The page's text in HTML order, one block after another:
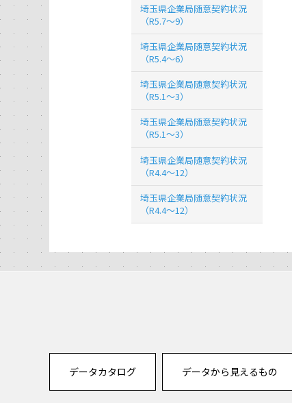
埼玉県企業局随意契約状況
（R5.7～9）
埼玉県企業局随意契約状況
（R5.4～6）
埼玉県企業局随意契約状況
（R5.1～3）
埼玉県企業局随意契約状況
（R5.1～3）
埼玉県企業局随意契約状況
（R4.4～12）
埼玉県企業局随意契約状況
（R4.4～12）
データカタログ データから見えるもの